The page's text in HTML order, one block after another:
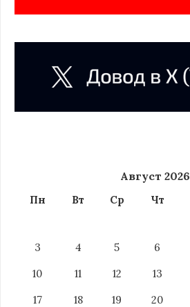
Август 2026
Пн Вт Ср Чт
3
4 5 6
10
11 12 13
17
18 19 20